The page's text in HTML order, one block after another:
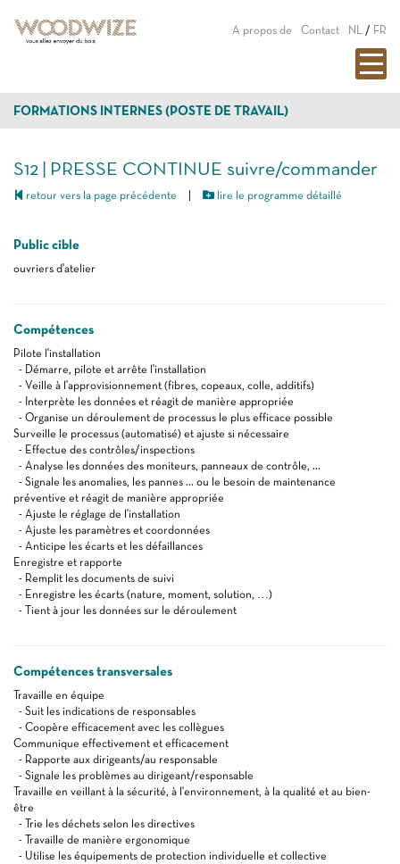
A propos de Contact NL / FR
FORMATIONS INTERNES (POSTE DE TRAVAIL)
S12 | PRESSE CONTINUE suivre/commander
retour vers la page précédente lire le programme détaillé
Public cible
ouvriers d'atelier
Compétences
Pilote l'installation
- Démarre, pilote et arrête l'installation
- Veille à l'approvisionnement (fibres, copeaux, colle, additifs)
- Interprète les données et réagit de manière appropriée
- Organise un déroulement de processus le plus efficace possible
Surveille le processus (automatisé) et ajuste si nécessaire
- Effectue des contrôles/inspections
- Analyse les données des moniteurs, panneaux de contrôle, ...
- Signale les anomalies, les pannes ... ou le besoin de maintenance
préventive et réagit de manière appropriée
- Ajuste le réglage de l'installation
- Ajuste les paramètres et coordonnées
- Anticipe les écarts et les défaillances
Enregistre et rapporte
- Remplit les documents de suivi
- Enregistre les écarts (nature, moment, solution, …)
- Tient à jour les données sur le déroulement
Compétences transversales
Travaille en équipe
- Suit les indications de responsables
- Coopère efficacement avec les collègues
Communique effectivement et efficacement
- Rapporte aux dirigeants/au responsable
- Signale les problèmes au dirigeant/responsable
Travaille en veillant à la sécurité, à l'environnement, à la qualité et au bien-
être
- Trie les déchets selon les directives
- Travaille de manière ergonomique
- Utilise les équipements de protection individuelle et collective